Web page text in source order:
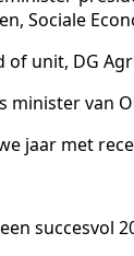
Sociale
of unit, DG
minister van
jaar met
succesvol